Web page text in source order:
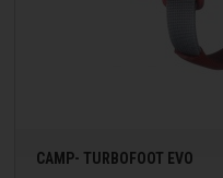
CAMP- TURBOFOOT EVO